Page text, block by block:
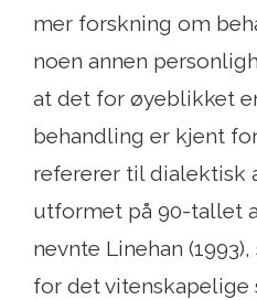
mer forskning om
noen annen
at det for øyeblikket
behandling er kjent
refererer til dialektisk
utformet på 90-tallet
nevnte Linehan
for det vitenskapelige